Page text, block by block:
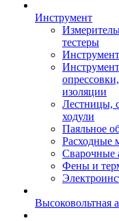
Инструмент
тестеры
изоляции
Лестницы,
ходули
Паяльное
Расходные
Сварочные
Фены и
Высоковольтная